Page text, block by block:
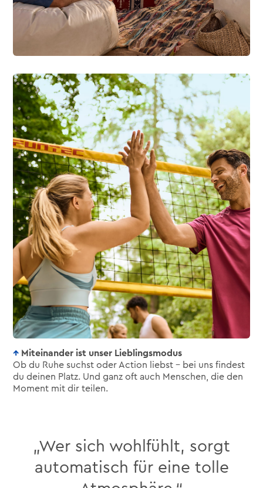
Miteinander ist unser Lieblingsmodus
Ob du Ruhe suchst oder Action liebst – bei uns findest
du deinen Platz. Und ganz oft auch Menschen, die den
Moment mit dir teilen.
„Wer sich wohlfühlt, sorgt
automatisch für eine tolle